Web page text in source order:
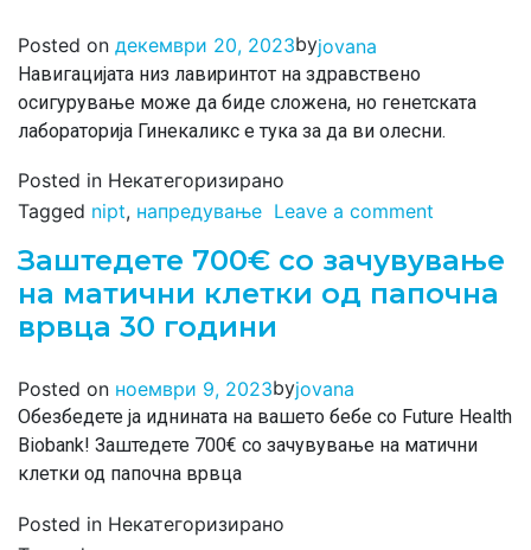
Posted on декември 20, 2023byjovana
Навигацијата низ лавиринтот на здравствено
осигурување може да биде сложена, но генетската
лабораторија Гинекаликс е тука за да ви олесни.
Posted in Некатегоризирано
Tagged nipt, напредување Leave a comment
Заштедете 700€ со зачувување
на матични клетки од папочна
врвца 30 години
Posted on ноември 9, 2023byjovana
Обезбедете ја иднината на вашето бебе со Future Health
Biobank! Заштедете 700€ со зачувување на матични
клетки од папочна врвца
Posted in Некатегоризирано